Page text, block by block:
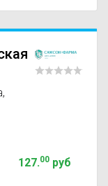
127.00руб